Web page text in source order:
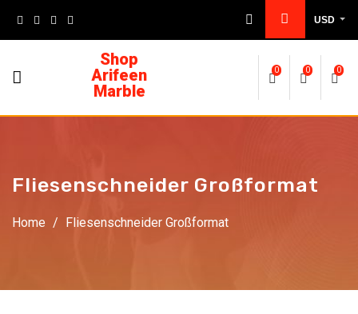
USD
Shop
Arifeen
Marble
0 0 0
Fliesenschneider Großformat
Home / Fliesenschneider Großformat